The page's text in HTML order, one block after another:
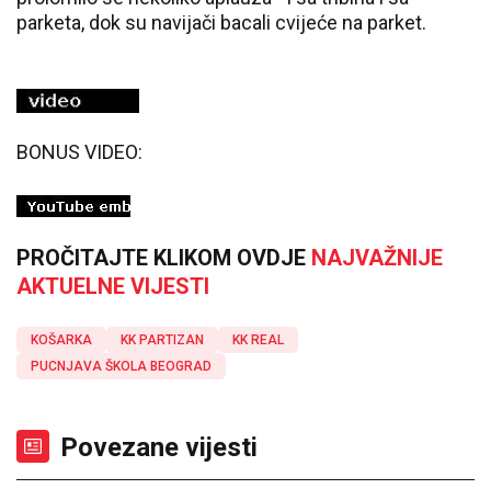
parketa, dok su navijači bacali cvijeće na parket.
BONUS VIDEO:
PROČITAJTE KLIKOM OVDJE NAJVAŽNIJE
AKTUELNE VIJESTI
KOŠARKA KK PARTIZAN
KK REAL
PUCNJAVA ŠKOLA BEOGRAD
Povezane vijesti